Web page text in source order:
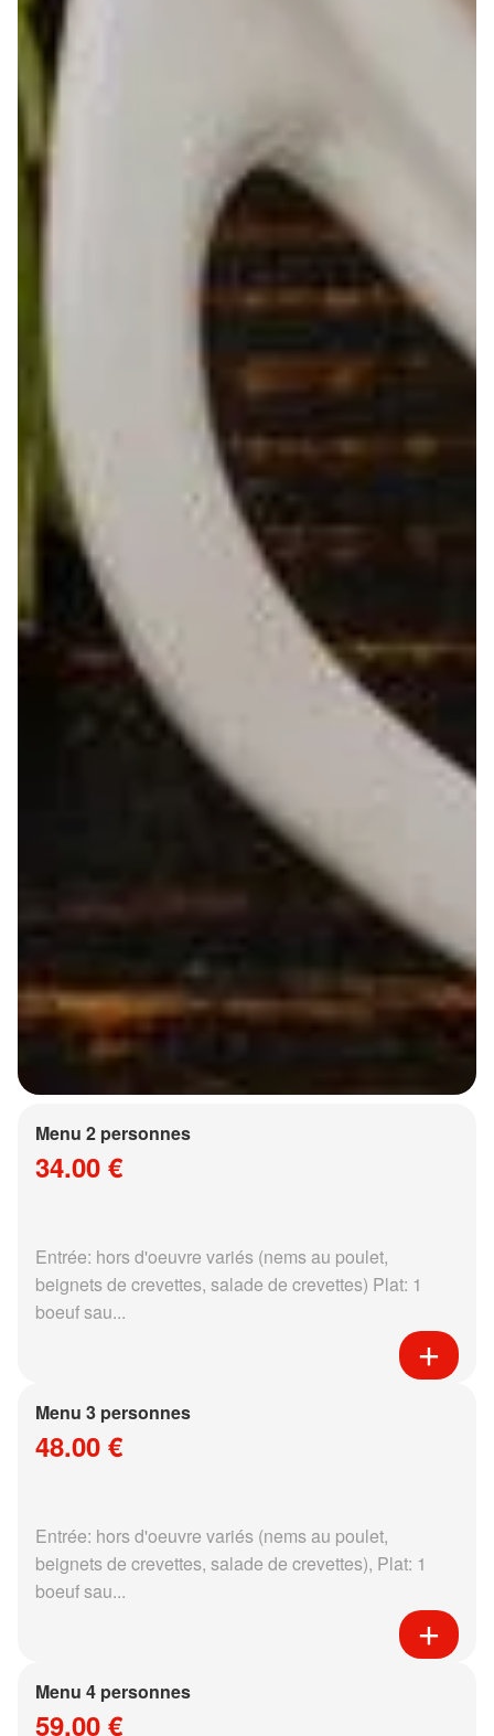
Menu 2 personnes
34.00 €
Entrée: hors d'oeuvre variés (nems au poulet,
beignets de crevettes, salade de crevettes) Plat: 1
boeuf sau...
Menu 3 personnes
48.00 €
Entrée: hors d'oeuvre variés (nems au poulet,
beignets de crevettes, salade de crevettes), Plat: 1
boeuf sau...
Menu 4 personnes
59.00 €